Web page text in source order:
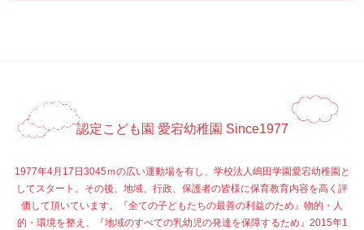
認定こども園 愛宕幼稚園 Since1977
1977年4月17日3045ｍの広い運動場を有し、学校法人嶋田学園愛宕幼稚園と
してスタート。その後、地域、行政、保護者の皆様に保育教育内容を高く評
価して頂いています。『全ての子どもたちの最善の利益のため』物的・人
的・環境を整え、『地域のすべての乳幼児の発達を保障するため』2015年1